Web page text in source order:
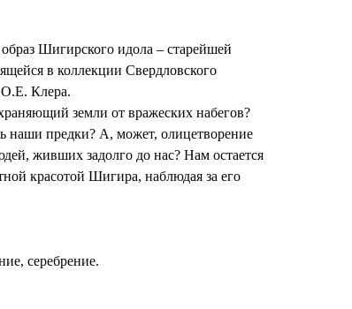
Шигирского идола – старейшей
в коллекции Свердловского
О.Е. Клера.
земли от вражеских набегов?
наши предки? А, может, олицетворение
живших задолго до нас? Нам остается
красотой Шигира, наблюдая за его
серебрение.